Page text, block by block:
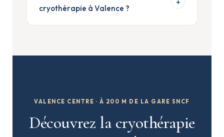
minutes. Avec la préparation, les explications
cryothérapie à Valence ?
VALENCE CENTRE · À 200 M DE LA GARE SNCF
Découvrez la cryothérapie